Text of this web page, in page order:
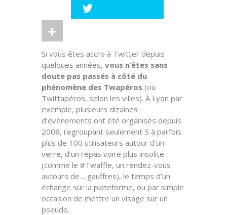
Si vous êtes accro à Twitter depuis
quelques années, vous n’êtes sans
doute pas passés à côté du
phénomène des Twapéros (ou
Twittapéros, selon les villes). À Lyon par
exemple, plusieurs dizaines
d’évènements ont été organisés depuis
2008, regroupant seulement 5 à parfois
plus de 100 utilisateurs autour d’un
verre, d’un repas voire plus insolite
(comme le #Twaffle, un rendez-vous
autours de… gauffres), le temps d’un
échange sur la plateforme, ou par simple
occasion de mettre un visage sur un
pseudo.